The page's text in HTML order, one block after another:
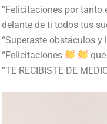
“Felicitaciones por tanto
delante de ti todos tus
“Superaste obstáculos y
“Felicitaciones
“TE RECIBISTE DE